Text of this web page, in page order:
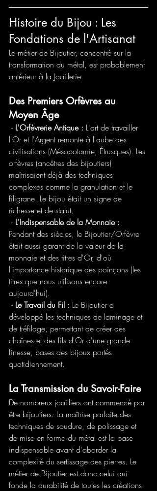
Histoire du Bijou : Les
Fondations de l'Artisanat
Le métier de Bijoutier, concentré sur la
transformation du métal, est probablement
antérieur à la Joaillerie.
Des Premiers Orfèvres au
Moyen Âge
- L'Orfèvrerie Antique : L'art de travailler
l'Or et l'Argent remonte à l'aube des
civilisations (Mésopotamie, Étrusques). Les
orfèvres (ancêtres des bijoutiers)
maîtrisaient déjà des techniques
complexes comme la granulation et le
filigrane. Le bijou était un signe de
richesse et de statut.
- L'Indispensable de la Monnaie :
Pendant des siècles, le Bijoutier/Orfèvre
était aussi garant de la valeur de la
monnaie et des titres d'Or, d'où
l'importance historique des poinçons (les
titres que nous utilisons encore
aujourd'hui).
- Le Travail du Fil : Le Bijoutier a
développé les techniques de laminage et
de tréfilage, permettant de créer des
chaînes et des fils d'Or d'une grande
finesse, bases des bijoux portés
quotidiennement.
La Transmission du Savoir-Faire
De nombreux joailliers ont commencé par
être bijoutiers. La maîtrise parfaite des
techniques de soudure, de polissage et
de mise en forme du métal est la base
indispensable avant d'aborder la
complexité du sertissage des pierres. Le
métier de Bijoutier est donc celui qui
fonde la durabilité de toutes les créations.